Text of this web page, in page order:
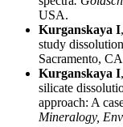
USA.
Kurganskaya I
study
Sacramento,
Kurganskaya I
silicate
approach: A
Mineralogy,